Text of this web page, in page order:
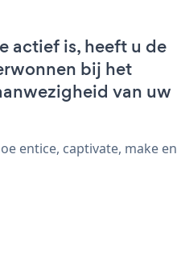
actief is, heeft u de
bij het
van uw
entice, captivate, make en